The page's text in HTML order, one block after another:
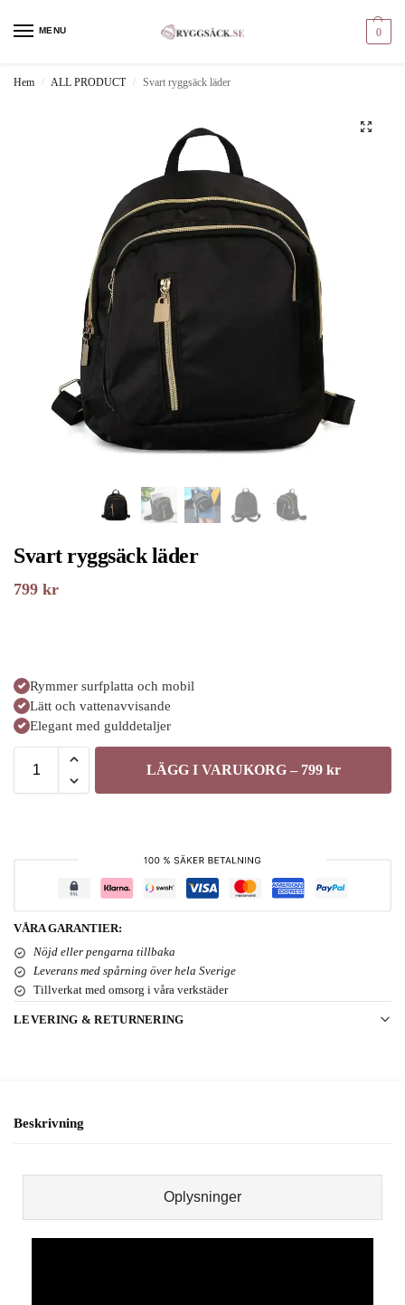
MENU 0
Hem / ALL PRODUCT / Svart ryggsäck läder
Svart ryggsäck läder
799 kr
Rymmer surfplatta och mobil
Lätt och vattenavvisande
Elegant med gulddetaljer
LÄGG I VARUKORG – 799 kr
VÅRA GARANTIER:
Nöjd eller pengarna tillbaka
Leverans med spårning över hela Sverige
Tillverkat med omsorg i våra verkstäder
LEVERING & RETURNERING
Beskrivning
Oplysninger